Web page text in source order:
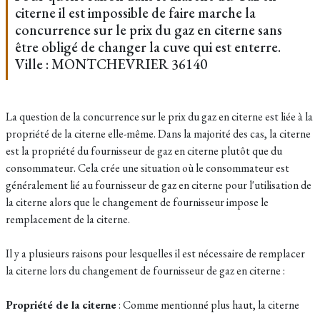
citerne il est impossible de faire marche la
concurrence sur le prix du gaz en citerne sans
être obligé de changer la cuve qui est enterre.
Ville : MONTCHEVRIER 36140
La question de la concurrence sur le prix du gaz en citerne est liée à la
propriété de la citerne elle-même. Dans la majorité des cas, la citerne
est la propriété du fournisseur de gaz en citerne plutôt que du
consommateur. Cela crée une situation où le consommateur est
généralement lié au fournisseur de gaz en citerne pour l'utilisation de
la citerne alors que le changement de fournisseur impose le
remplacement de la citerne.
Il y a plusieurs raisons pour lesquelles il est nécessaire de remplacer
la citerne lors du changement de fournisseur de gaz en citerne :
Propriété de la citerne: Comme mentionné plus haut, la citerne